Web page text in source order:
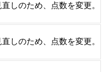
しのため、点数を変更。
しのため、点数を変更。